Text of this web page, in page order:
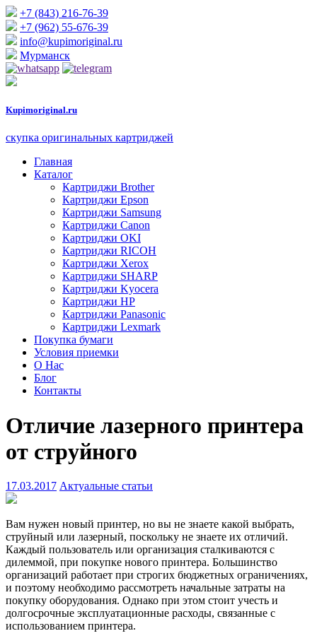
+7 (843) 216-76-39
+7 (962) 55-676-39
info@kupimoriginal.ru
Мурманск
Kupimoriginal.ru
скупка оригинальных картриджей
Главная
Каталог
Картриджи Brother
Картриджи Epson
Картриджи Samsung
Картриджи Canon
Картриджи OKI
Картриджи RICOH
Картриджи Xerox
Картриджи SHARP
Картриджи Kyocera
Картриджи HP
Картриджи Panasonic
Картриджи Lexmark
Покупка бумаги
Условия приемки
О Нас
Блог
Контакты
Отличие лазерного принтера
от струйного
17.03.2017 Актуальные статьи
Вам нужен новый принтер, но вы не знаете какой выбрать,
струйный или лазерный, поскольку не знаете их отличий.
Каждый пользователь или организация сталкиваются с
дилеммой, при покупке нового принтера. Большинство
организаций работает при строгих бюджетных ограничениях,
и поэтому необходимо рассмотреть начальные затраты на
покупку оборудования. Однако при этом стоит учесть и
долгосрочные эксплуатационные расходы, связанные с
использованием принтера.